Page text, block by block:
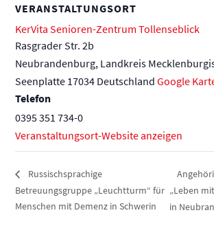
VERANSTALTUNGSORT
KerVita Senioren-Zentrum Tollenseblick
Rasgrader Str. 2b
Neubrandenburg, Landkreis
Seenplatte 17034 Deutschland Google
Telefon
0395 351 734-0
Veranstaltungsort-Website anzeigen
Russischsprachige
Betreuungsgruppe „Leuchtturm“ für
Menschen mit Demenz in Schwerin
„Leben
in